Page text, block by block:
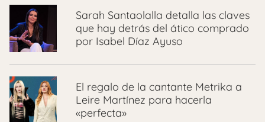
Sarah Santaolalla detalla las claves
que hay detrás del ático comprado
por Isabel Díaz Ayuso
El regalo de la cantante Metrika a
Leire Martínez para hacerla
«perfecta»